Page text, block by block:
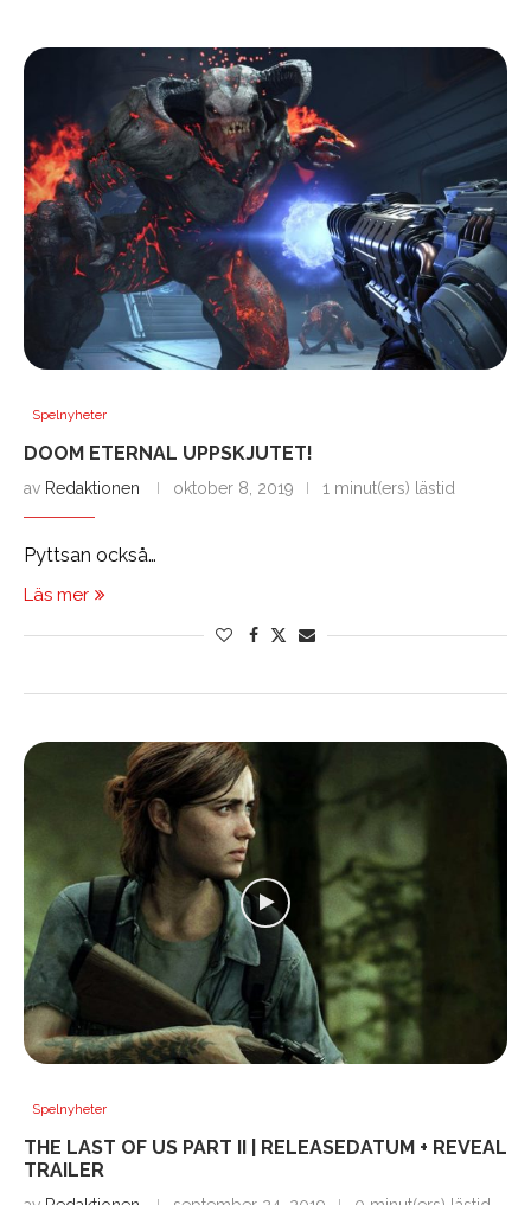
Spelnyheter
DOOM ETERNAL UPPSKJUTET!
av Redaktionen oktober 8, 2019 1 minut(ers) lästid
Pyttsan också…
Läs mer
Spelnyheter
THE LAST OF US PART II | RELEASEDATUM + REVEAL
TRAILER